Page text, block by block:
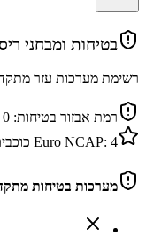
בטיחות ומבחני
רשימת מערכות עזר
רמת אבזור בטיחות: 0
Euro NCAP: 4
מערכות בטיחות